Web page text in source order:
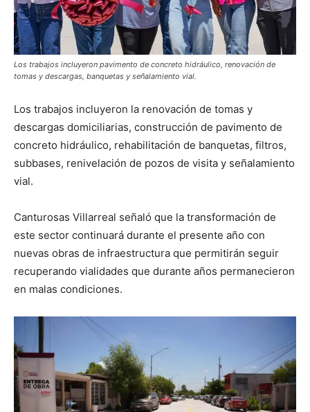
Los trabajos incluyeron pavimento de concreto hidráulico, renovación de
tomas y descargas, banquetas y señalamiento vial.
Los trabajos incluyeron la renovación de tomas y
descargas domiciliarias, construcción de pavimento de
concreto hidráulico, rehabilitación de banquetas, filtros,
subbases, renivelación de pozos de visita y señalamiento
vial.
Canturosas Villarreal señaló que la transformación de
este sector continuará durante el presente año con
nuevas obras de infraestructura que permitirán seguir
recuperando vialidades que durante años permanecieron
en malas condiciones.